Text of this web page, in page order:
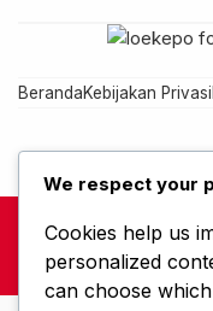
BerandaKebijakan Privasi
loekepo - Karena
loekepo —
We respect your
Cookies help us
personalized
can choose